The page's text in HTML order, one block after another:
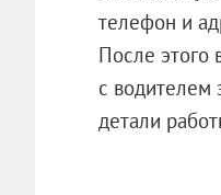
телефон и
После этого
с водителем
детали